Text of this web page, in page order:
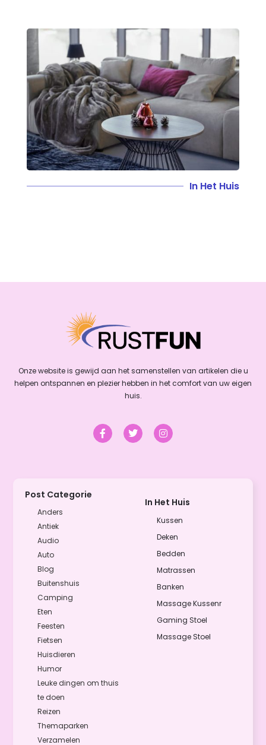
In Het Huis
Onze website is gewijd aan het samenstellen van artikelen die u
helpen ontspannen en plezier hebben in het comfort van uw eigen
huis.
Post Categorie
Anders
Antiek
Audio
Auto
Blog
Buitenshuis
Camping
Eten
Feesten
Fietsen
Huisdieren
Humor
Leuke dingen om thuis
te doen
Reizen
Themaparken
Verzamelen
In Het Huis
Kussen
Deken
Bedden
Matrassen
Banken
Massage Kussenr
Gaming Stoel
Massage Stoel